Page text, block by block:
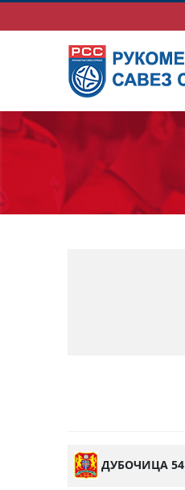
ДУБОЧИЦА 54